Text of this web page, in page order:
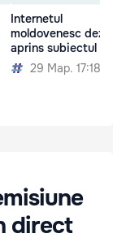
Internetul
moldovenesc
aprins subiectul
29 Мар. 17:18
direct